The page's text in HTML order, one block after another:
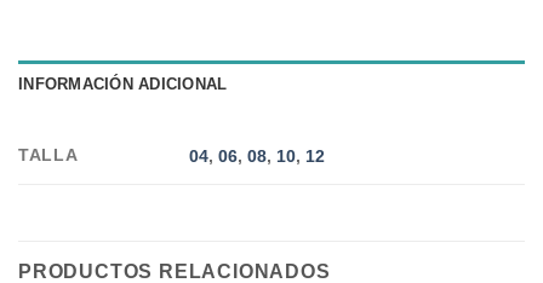
INFORMACIÓN ADICIONAL
TALLA 04,06,08, 10, 12
PRODUCTOS RELACIONADOS